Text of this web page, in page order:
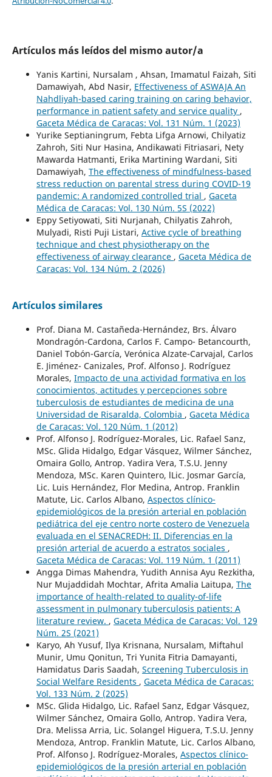
Artículos más leídos del mismo autor/a
Yanis Kartini, Nursalam , Ahsan, Imamatul Faizah, Siti
Damawiyah, Abd Nasir, Effectiveness of ASWAJA An
Nahdliyah-based caring training on caring behavior,
performance in patient safety and service quality ,
Gaceta Médica de Caracas: Vol. 131 Núm. 1 (2023)
Yurike Septianingrum, Febta Lifga Arnowi, Chilyatiz
Zahroh, Siti Nur Hasina, Andikawati Fitriasari, Nety
Mawarda Hatmanti, Erika Martining Wardani, Siti
Damawiyah, The effectiveness of mindfulness-based
stress reduction on parental stress during COVID-19
pandemic: A randomized controlled trial , Gaceta
Médica de Caracas: Vol. 130 Núm. 5S (2022)
Eppy Setiyowati, Siti Nurjanah, Chilyatis Zahroh,
Mulyadi, Risti Puji Listari, Active cycle of breathing
technique and chest physiotherapy on the
effectiveness of airway clearance , Gaceta Médica de
Caracas: Vol. 134 Núm. 2 (2026)
Artículos similares
Prof. Diana M. Castañeda-Hernández, Brs. Álvaro
Mondragón-Cardona, Carlos F. Campo- Betancourth,
Daniel Tobón-García, Verónica Alzate-Carvajal, Carlos
E. Jiménez- Canizales, Prof. Alfonso J. Rodríguez
Morales, Impacto de una actividad formativa en los
conocimientos, actitudes y percepciones sobre
tuberculosis de estudiantes de medicina de una
Universidad de Risaralda, Colombia , Gaceta Médica
de Caracas: Vol. 120 Núm. 1 (2012)
Prof. Alfonso J. Rodríguez-Morales, Lic. Rafael Sanz,
MSc. Glida Hidalgo, Edgar Vásquez, Wilmer Sánchez,
Omaira Gollo, Antrop. Yadira Vera, T.S.U. Jenny
Mendoza, MSc. Karen Quintero, lLic. Josmar García,
Lic. Luis Hernández, Flor Medina, Antrop. Franklin
Matute, Lic. Carlos Albano, Aspectos clínico-
epidemiológicos de la presión arterial en población
pediátrica del eje centro norte costero de Venezuela
evaluada en el SENACREDH: II. Diferencias en la
presión arterial de acuerdo a estratos sociales ,
Gaceta Médica de Caracas: Vol. 119 Núm. 1 (2011)
Angga Dimas Mahendra, Yudith Annisa Ayu Rezkitha,
Nur Mujaddidah Mochtar, Afrita Amalia Laitupa, The
importance of health-related to quality-of-life
assessment in pulmonary tuberculosis patients: A
literature review. , Gaceta Médica de Caracas: Vol. 129
Núm. 2S (2021)
Karyo, Ah Yusuf, Ilya Krisnana, Nursalam, Miftahul
Munir, Umu Qonitun, Tri Yunita Fitria Damayanti,
Hamidatus Daris Saadah, Screening Tuberculosis in
Social Welfare Residents , Gaceta Médica de Caracas:
Vol. 133 Núm. 2 (2025)
MSc. Glida Hidalgo, Lic. Rafael Sanz, Edgar Vásquez,
Wilmer Sánchez, Omaira Gollo, Antrop. Yadira Vera,
Dra. Melissa Arria, Lic. Solangel Higuera, T.S.U. Jenny
Mendoza, Antrop. Franklin Matute, Lic. Carlos Albano,
Prof. Alfonso J. Rodríguez-Morales, Aspectos clínico-
epidemiológicos de la presión arterial en población